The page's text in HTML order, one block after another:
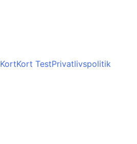
KortKort TestPrivatlivspolitik